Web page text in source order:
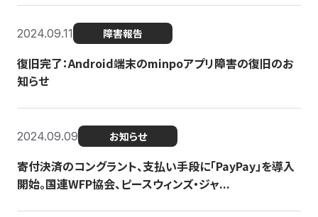
2024.09.11 障害報告
復旧完了：Android端末のminpoアプリ障害の復旧のお
知らせ
2024.09.09 お知らせ
寄付決済のコングラント、支払い手段に「PayPay」を導入
開始。国連WFP協会、ピースウィンズ・ジャ...